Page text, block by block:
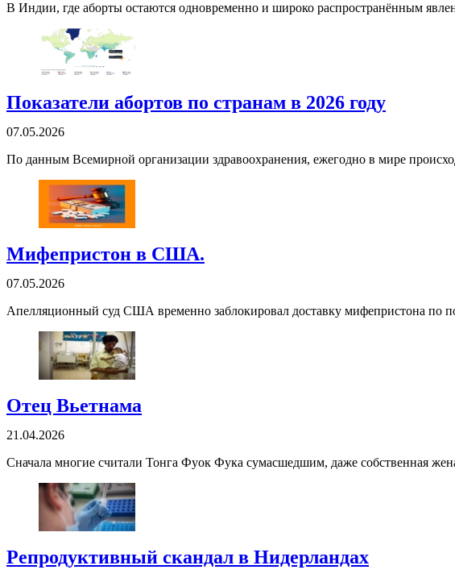
В Индии, где аборты остаются одновременно и широко распространённым
Показатели абортов по странам в 2026 году
07.05.2026
По данным Всемирной организации здравоохранения, ежегодно в мире
Мифепристон в США.
07.05.2026
Апелляционный суд США временно заблокировал доставку мифепристона по
Отец Вьетнама
21.04.2026
Сначала многие считали Тонга Фуок Фука сумасшедшим, даже собственная
Репродуктивный скандал в Нидерландах